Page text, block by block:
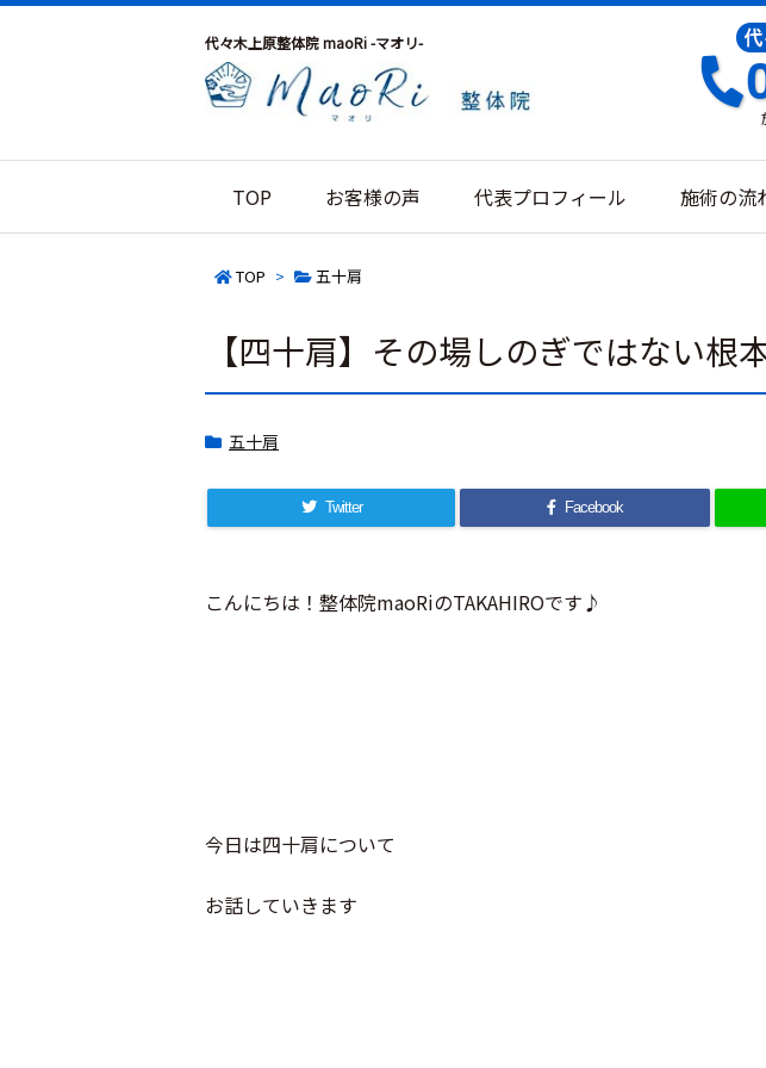
代々木上原整体院 maoRi -マオリ-
TOP お客様の声 代表プロフィール 施術の流
TOP > 五十肩
【四十肩】その場しのぎではない根
五十肩
Twitter Facebook
こんにちは！整体院maoRiのTAKAHIROです♪
今日は四十肩について
お話していきます